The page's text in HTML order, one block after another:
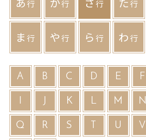
行 行 行 行
ま 行 や行 ら 行 わ行
A B C D E F
I J K L M N
Q R S T U V